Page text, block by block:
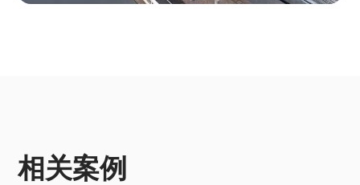
相关案例